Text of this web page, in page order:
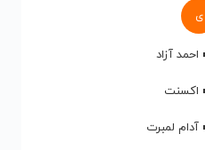
ی
احمد آزاد
اکسنت
آدام لمبرت